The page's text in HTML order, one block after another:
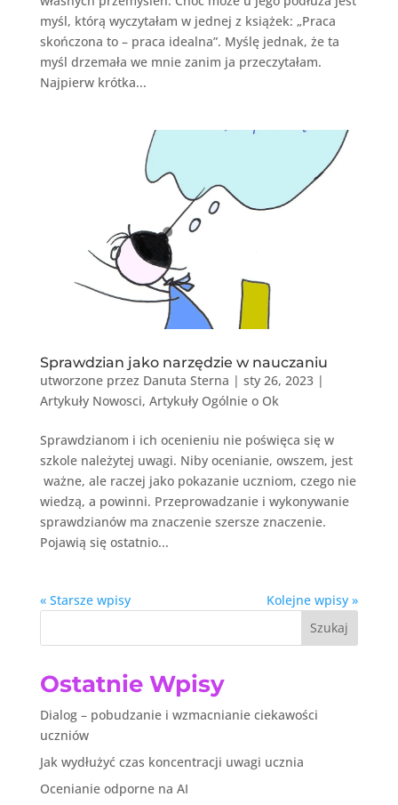
myśl, którą wyczytałam w jednej z książek: „Praca
skończona to – praca idealna”. Myślę jednak, że ta
myśl drzemała we mnie zanim ja przeczytałam.
Najpierw krótka...
Sprawdzian jako narzędzie w nauczaniu
utworzone przez Danuta Sterna | sty 26, 2023|
Artykuły Nowosci, Artykuły Ogólnie o Ok
Sprawdzianom i ich ocenieniu nie poświęca się w
szkole należytej uwagi. Niby ocenianie, owszem, jest
ważne, ale raczej jako pokazanie uczniom, czego nie
wiedzą, a powinni. Przeprowadzanie i wykonywanie
sprawdzianów ma znaczenie szersze znaczenie.
Pojawią się ostatnio...
« Starsze wpisy
Kolejne wpisy »
Szukaj
Ostatnie Wpisy
Dialog – pobudzanie i wzmacnianie ciekawości
uczniów
Jak wydłużyć czas koncentracji uwagi ucznia
Ocenianie odporne na AI